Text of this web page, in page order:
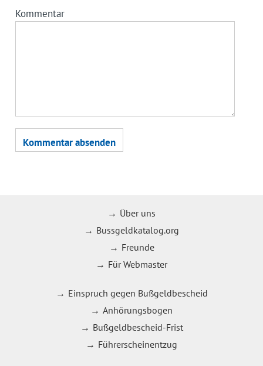
Kommentar
Über uns
Bussgeldkatalog.org
Freunde
Für Webmaster
Einspruch gegen Bußgeldbescheid
Anhörungsbogen
Bußgeldbescheid-Frist
Führerscheinentzug